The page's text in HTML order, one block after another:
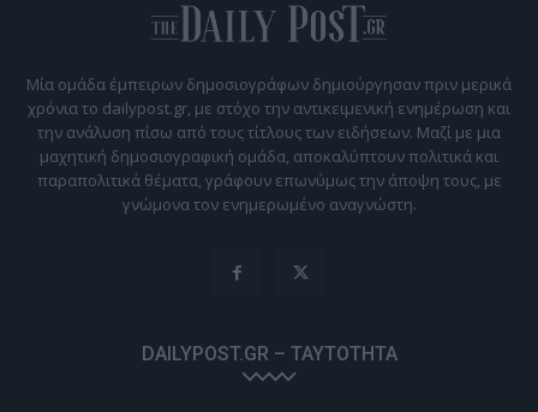
Μία ομάδα έμπειρων δημοσιογράφων δημιούργησαν πριν μερικά
χρόνια το dailypost.gr, με στόχο την αντικειμενική ενημέρωση και
την ανάλυση πίσω από τους τίτλους των ειδήσεων. Μαζί με μια
μαχητική δημοσιογραφική ομάδα, αποκαλύπτουν πολιτικά και
παραπολιτικά θέματα, γράφουν επωνύμως την άποψη τους, με
γνώμονα τον ενημερωμένο αναγνώστη.
DAILYPOST.GR – ΤΑΥΤΌΤΗΤΑ